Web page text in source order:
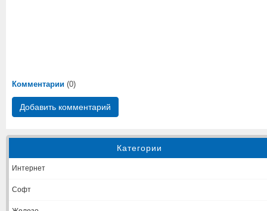
Категории
Интернет
Софт
Комментарии (0)
Добавить комментарий